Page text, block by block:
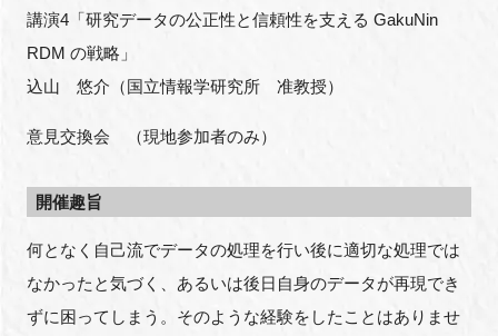
講演4「研究データの公正性と信頼性を支える GakuNin
RDM の戦略」
込山 悠介（国立情報学研究所 准教授）
意見交換会 （現地参加者のみ）
開催趣旨
何となく自己流でデータの処理を行い後に適切な処理では
なかったと気づく、あるいは後日自身のデータが再現でき
ずに困ってしまう。そのような経験をしたことはありませ